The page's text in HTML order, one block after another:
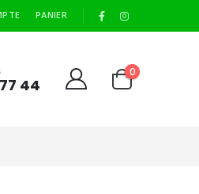
PANIER |
44
0